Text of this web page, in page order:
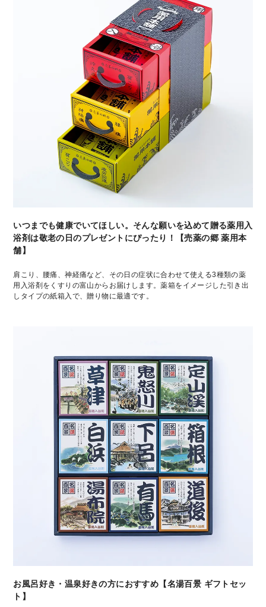
いつまでも健康でいてほしい。そんな願いを込めて贈る薬用入
浴剤は敬老の日のプレゼントにぴったり！【売薬の郷 薬用本
舗】
肩こり、腰痛、神経痛など、その日の症状に合わせて使える3種類の薬
用入浴剤をくすりの富山からお届けします。薬箱をイメージした引き出
しタイプの紙箱入で、贈り物に最適です。
お風呂好き・温泉好きの方におすすめ【名湯百景 ギフトセッ
ト】